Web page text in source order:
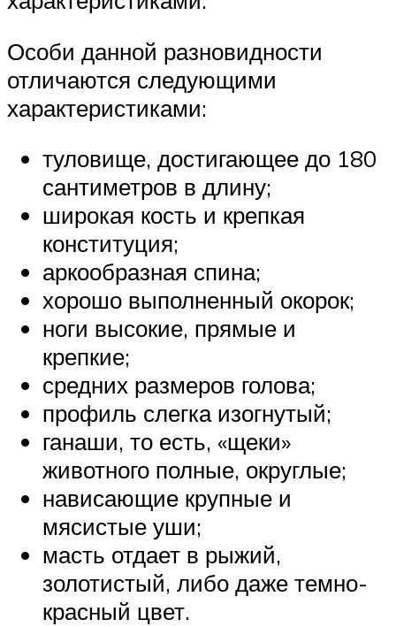
Особи данной разновидности
отличаются следующими
характеристиками:
туловище, достигающее до 180
сантиметров в длину;
широкая кость и крепкая
конституция;
аркообразная спина;
хорошо выполненный окорок;
ноги высокие, прямые и
крепкие;
средних размеров голова;
профиль слегка изогнутый;
ганаши, то есть, «щеки»
животного полные, округлые;
нависающие крупные и
мясистые уши;
масть отдает в рыжий,
золотистый, либо даже темно-
красный цвет.